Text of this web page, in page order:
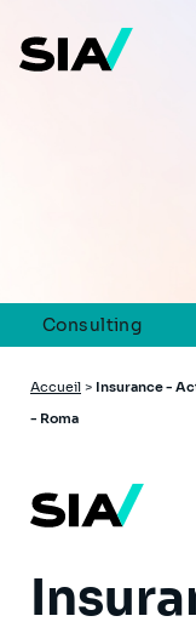
contenu
principal
Consulting
Fil
d'Ariane
Accueil > Insurance -
- Roma